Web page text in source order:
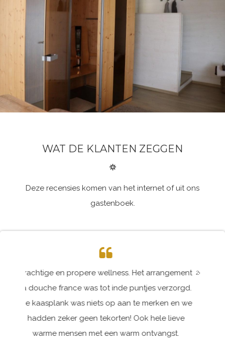
WAT DE KLANTEN ZEGGEN
Deze recensies komen van het internet of uit ons
gastenboek.
2de maal geweest heel vriendelijke eigenaars. Alles altijd
tot in de puntjes perfect!